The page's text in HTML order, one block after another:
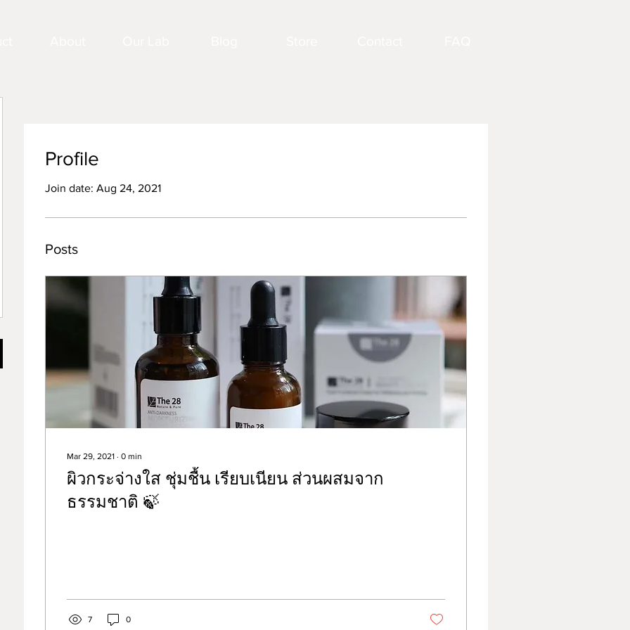
Profile
Join date: Aug 24, 2021
Posts
Mar 29, 2021 ∙ 0 min
ผิวกระจ่างใส ชุ่มชื้น เรียบเนียน ส่วนผสมจาก
ธรรมชาติ 🍃
7 0